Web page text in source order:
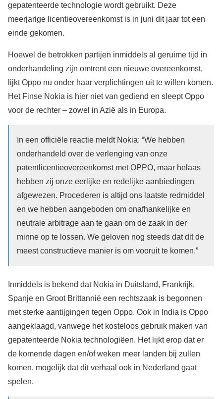
gepatenteerde technologie wordt gebruikt. Deze
meerjarige licentieovereenkomst is in juni dit jaar tot een
einde gekomen.
Hoewel de betrokken partijen inmiddels al geruime tijd in
onderhandeling zijn omtrent een nieuwe overeenkomst,
lijkt Oppo nu onder haar verplichtingen uit te willen komen.
Het Finse Nokia is hier niet van gediend en sleept Oppo
voor de rechter – zowel in Azië als in Europa.
In een officiële reactie meldt Nokia: “We hebben
onderhandeld over de verlenging van onze
patentlicentieovereenkomst met OPPO, maar helaas
hebben zij onze eerlijke en redelijke aanbiedingen
afgewezen. Procederen is altijd ons laatste redmiddel
en we hebben aangeboden om onafhankelijke en
neutrale arbitrage aan te gaan om de zaak in der
minne op te lossen. We geloven nog steeds dat dit de
meest constructieve manier is om vooruit te komen.”
Inmiddels is bekend dat Nokia in Duitsland, Frankrijk,
Spanje en Groot Brittannië een rechtszaak is begonnen
met sterke aantijgingen tegen Oppo. Ook in India is Oppo
aangeklaagd, vanwege het kosteloos gebruik maken van
gepatenteerde Nokia technologiëen. Het lijkt erop dat er
de komende dagen en/of weken meer landen bij zullen
komen, mogelijk dat dit verhaal ook in Nederland gaat
spelen.